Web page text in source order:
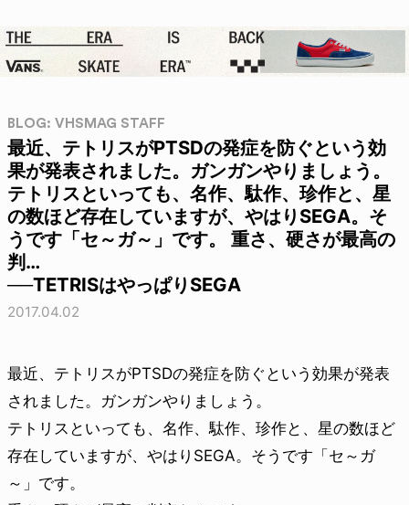
BLOG: VHSMAG STAFF
最近、テトリスがPTSDの発症を防ぐという効
果が発表されました。ガンガンやりましょう。
テトリスといっても、名作、駄作、珍作と、星
の数ほど存在していますが、やはりSEGA。そ
うです「セ～ガ～」です。 重さ、硬さが最高の
判…
──TETRISはやっぱりSEGA
2017.04.02
最近、テトリスがPTSDの発症を防ぐという効果が発表
されました。ガンガンやりましょう。
テトリスといっても、名作、駄作、珍作と、星の数ほど
存在していますが、やはりSEGA。そうです「セ～ガ
～」です。